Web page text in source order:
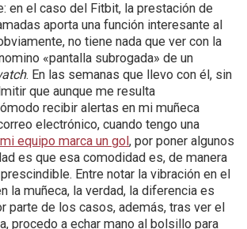
en el caso del Fitbit, la prestación de
aporta una función interesante al
no tiene nada que ver con la
«pantalla subrogada» de un
. En las semanas que llevo con él, sin
que aunque me resulta
recibir alertas en mi muñeca
electrónico, cuando tengo una
equipo marca un gol, por poner algunos
es que esa comodidad es, de manera
Entre notar la vibración en el
la muñeca, la verdad, la diferencia es
parte de los casos, además, tras ver el
procedo a echar mano al bolsillo para